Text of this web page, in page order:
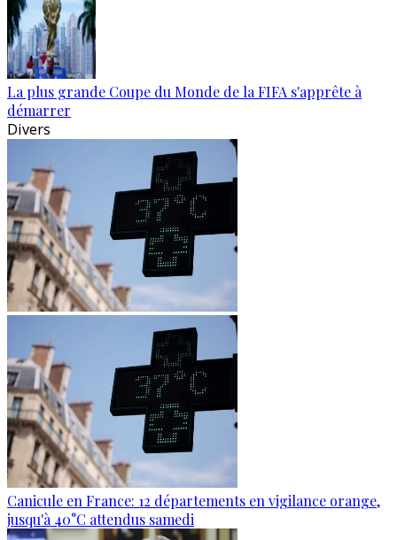
La plus grande Coupe du Monde de la FIFA s'apprête à
démarrer
Divers
Canicule en France: 12 départements en vigilance orange,
jusqu'à 40°C attendus samedi